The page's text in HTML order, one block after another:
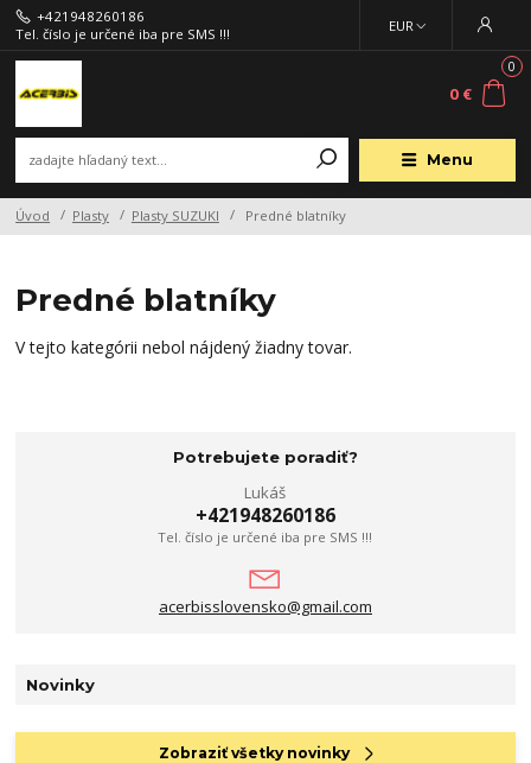
Menu
EUR
+421948260186
Tel. číslo je určené iba pre SMS !!!
0
0 €
Úvod Plasty Plasty SUZUKI Predné blatníky
Predné blatníky
V tejto kategórii nebol nájdený žiadny tovar.
Potrebujete poradiť?
Lukáš
+421948260186
Tel. číslo je určené iba pre SMS !!!
acerbisslovensko@gmail.com
Novinky
Zobraziť všetky novinky